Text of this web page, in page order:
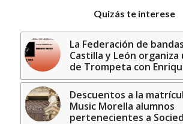
Quizás te interese
La Federación de
Castilla y León organiza
de Trompeta con
Descuentos a la
Music Morella alumnos
pertenecientes a